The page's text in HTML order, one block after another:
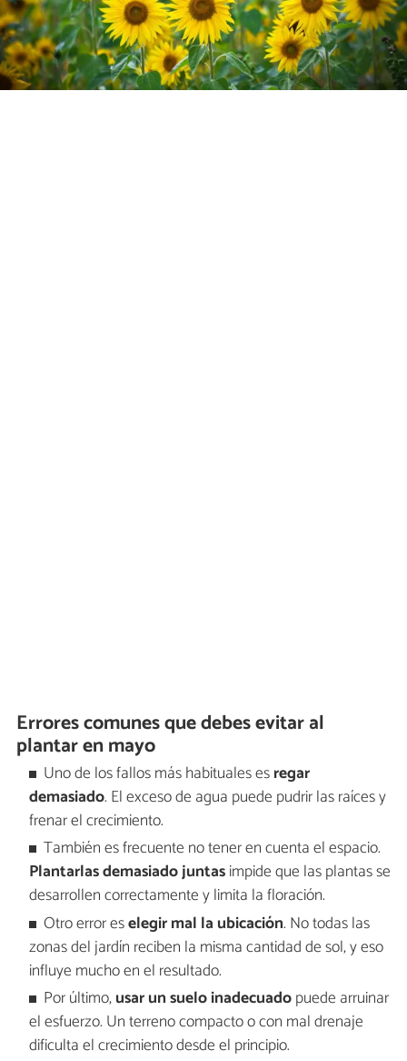
Errores comunes que debes evitar al
plantar en mayo
Uno de los fallos más habituales esregar
demasiado. El exceso de agua puede pudrir las raíces y
frenar el crecimiento.
También es frecuente no tener en cuenta el espacio.
Plantarlas demasiado juntasimpide que las plantas se
desarrollen correctamente y limita la floración.
Otro error eselegir mal la ubicación. No todas las
zonas del jardín reciben la misma cantidad de sol, y eso
influye mucho en el resultado.
Por último,usar un suelo inadecuadopuede arruinar
el esfuerzo. Un terreno compacto o con mal drenaje
dificulta el crecimiento desde el principio.